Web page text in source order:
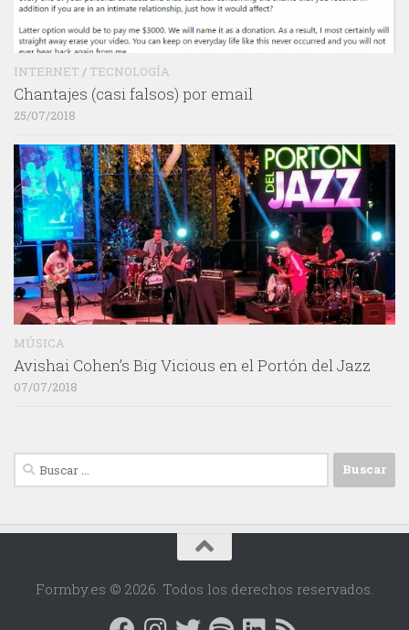
INTERNET / TECNOLOGÍA
Chantajes (casi falsos) por email
25/07/2018
MÚSICA
Avishai Cohen’s Big Vicious en el Portón del Jazz
07/07/2018
Buscar:
Formby.es © 2026. Todos los derechos reservados.